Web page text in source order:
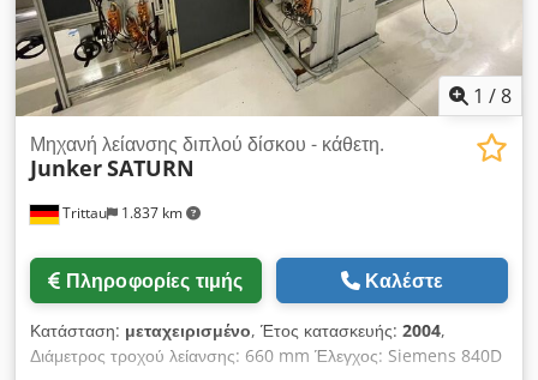
1 /8
Trittau 1.837 km
Μηχανή λείανσης διπλού δίσκου - κάθετη.
JunkerSATURN
Πληροφορίες τιμής Καλέστε
Κατάσταση: μεταχειρισμένο, Έτος κατασκευής: 2004,
Διάμετρος τροχού λείανσης: 660 mm Έλεγχος: Siemens 840D